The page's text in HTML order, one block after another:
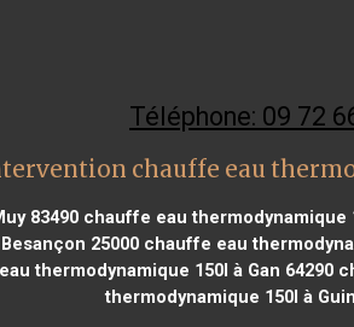
Téléphone: 09 72
chauffe eau
83490chauffe eau thermodynamique
25000chauffe eau
thermodynamique 150l à Gan 64290
thermodynamique 150l à